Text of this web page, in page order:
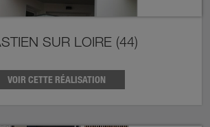
SUR LOIRE (44)
VOIR CETTE RÉALISATION